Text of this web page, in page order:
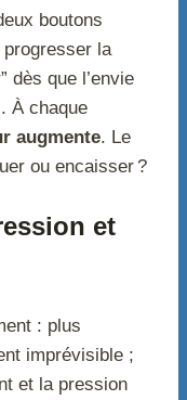
boutons
progresser la
dès que l’envie
À chaque
augmente. Le
ou encaisser ?
et
: plus
imprévisible ;
et la pression